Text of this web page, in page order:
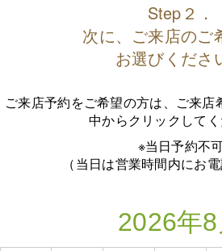
Step２．
次に、ご来店のご
お選びくださ
ご来店予約をご希望の方は、ご来店
中からクリックしてく
※当日予約不
（当日は営業時間内にお電
2026年8